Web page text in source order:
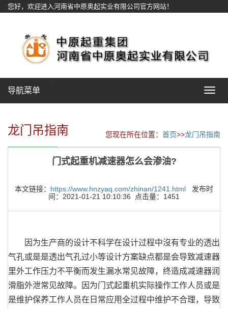
您好，欢迎进入河南省中原奥起实业有限公司官方网站！
Toggle
导航菜单
龙门吊指南 您现在所在位置： 首页>>龙门吊指南
门式起重机减速器怎么会渗油?
本文链接： https://www.hnzyaq.com/zhinan/1241.html 发布时
间：2021-01-21 10:10:36 点击量：1451
因为生产商的设计不科学在设计过程中沒有专业的透出
气孔或是是透出气孔过小等设计方案缺点都是会导致减速器
里外工作压力不平衡而发生漏水常见故障，终造成减速器润
滑脂外泄常见故障。因为门式起重机实际操作工作人员或是
是维护保养工作人员在日常应用全过程中维护不合理，导致